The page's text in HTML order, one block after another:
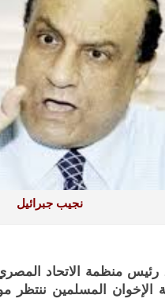
نجيب جبرائيل
رئيس منظمة الاتحاد
الإخوان المسلمين ننتظر